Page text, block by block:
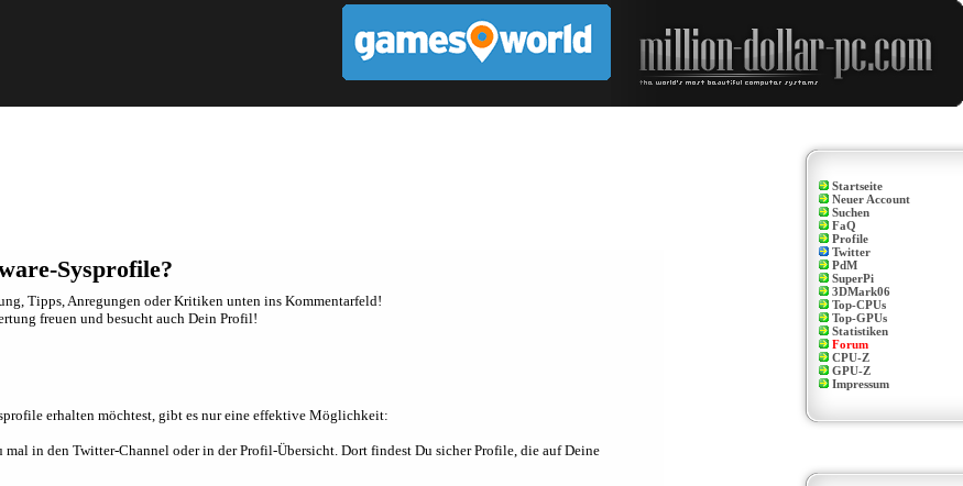
Sysprofile?
Tipps, Anregungen oder Kritiken unten ins Kommentarfeld!
freuen und besucht auch Dein Profil!
erhalten möchtest, gibt es nur eine effektive Möglichkeit:
mal in den Twitter-Channel oder in der Profil-Übersicht. Dort findest Du sicher Profile, die auf Deine
Startseite
Neuer Account
Suchen
FaQ
Profile
Twitter
PdM
SuperPi
3DMark06
Top-CPUs
Top-GPUs
Statistiken
Forum
CPU-Z
GPU-Z
Impressum